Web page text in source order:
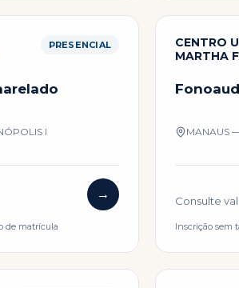
PRESENCIAL
I
→
de matrícula
CENTRO
MARTHA
MANAUS
Consulte
Inscrição sem